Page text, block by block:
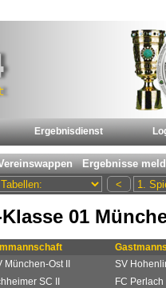
Ergebnisdienst
01
München-Ost II
SV
SC II
FC Perlach